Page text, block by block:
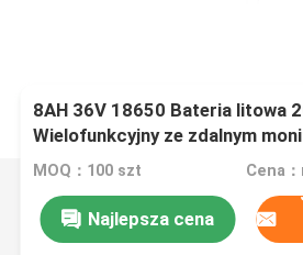
8AH 36V 18650 Bateria litowa
Wielofunkcyjny ze zdalnym
MOQ：100 szt Cena
Najlepsza cena